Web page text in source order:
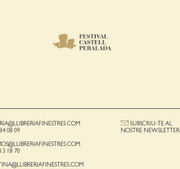
08 09
18 70
SUBSCRIU-TE AL
NOSTRE NEWSLETTER